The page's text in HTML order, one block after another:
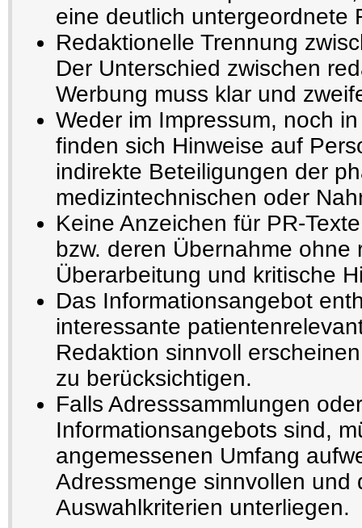
eine deutlich untergeordnete
Redaktionelle Trennung
Der Unterschied zwischen
Werbung muss klar und
Weder im Impressum, noch
finden sich Hinweise auf
indirekte Beteiligungen der
medizintechnischen oder
Keine Anzeichen für PR-
bzw. deren Übernahme ohne
Überarbeitung und kritische
Das Informationsangebot
interessante
Redaktion sinnvoll
zu berücksichtigen.
Falls Adresssammlungen
Informationsangebots sind,
angemessenen Umfang
Adressmenge sinnvollen und
Auswahlkriterien unterliegen.